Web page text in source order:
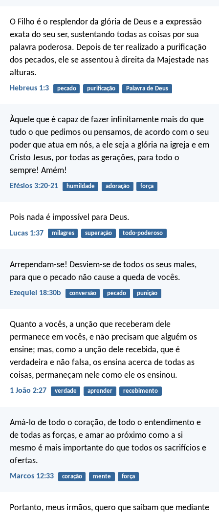
O Filho é o resplendor da glória de Deus e a expressão
exata do seu ser, sustentando todas as coisas por sua
palavra poderosa. Depois de ter realizado a purificação
dos pecados, ele se assentou à direita da Majestade nas
alturas.
Hebreus 1:3 pecado purificação Palavra de Deus
Àquele que é capaz de fazer infinitamente mais do que
tudo o que pedimos ou pensamos, de acordo com o seu
poder que atua em nós, a ele seja a glória na igreja e em
Cristo Jesus, por todas as gerações, para todo o
sempre! Amém!
Efésios 3:20-21 humildade adoração força
Pois nada é impossível para Deus.
Lucas 1:37 milagres superação todo-poderoso
Arrependam-se! Desviem-se de todos os seus males,
para que o pecado não cause a queda de vocês.
Ezequiel 18:30b conversão pecado punição
Quanto a vocês, a unção que receberam dele
permanece em vocês, e não precisam que alguém os
ensine; mas, como a unção dele recebida, que é
verdadeira e não falsa, os ensina acerca de todas as
coisas, permaneçam nele como ele os ensinou.
1 João 2:27 verdade aprender recebimento
Amá-lo de todo o coração, de todo o entendimento e
de todas as forças, e amar ao próximo como a si
mesmo é mais importante do que todos os sacrifícios e
ofertas.
Marcos 12:33 coração mente força
Portanto, meus irmãos, quero que saibam que mediante